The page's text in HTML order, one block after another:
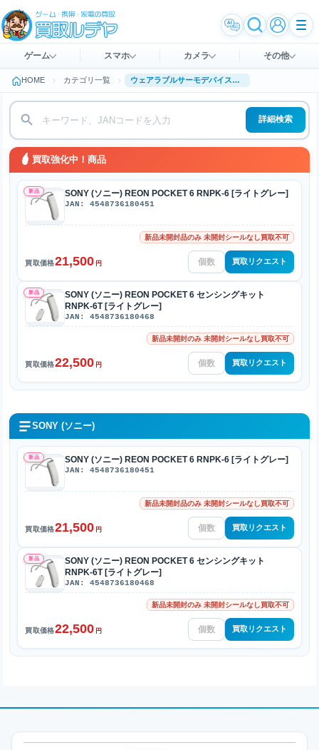
ゲーム スマホ カメラ その他
HOME カテゴリ一覧 ウェアラブルサーモデバイス買取
詳細検索
買取強化中！商品
新品 SONY (ソニー) REON POCKET 6 RNPK-6 [ライトグレー]
JAN: 4548736180451
新品未開封品のみ 未開封シールなし買取不可
買取価格21,500 円 買取リクエスト
新品
SONY (ソニー) REON POCKET 6 センシングキット
RNPK-6T [ライトグレー]
JAN: 4548736180468
新品未開封のみ 未開封シールなし買取不可
買取価格22,500 円 買取リクエスト
SONY (ソニー)
新品 SONY (ソニー) REON POCKET 6 RNPK-6 [ライトグレー]
JAN: 4548736180451
新品未開封品のみ 未開封シールなし買取不可
買取価格21,500 円 買取リクエスト
新品
SONY (ソニー) REON POCKET 6 センシングキット
RNPK-6T [ライトグレー]
JAN: 4548736180468
新品未開封のみ 未開封シールなし買取不可
買取価格22,500 円 買取リクエスト